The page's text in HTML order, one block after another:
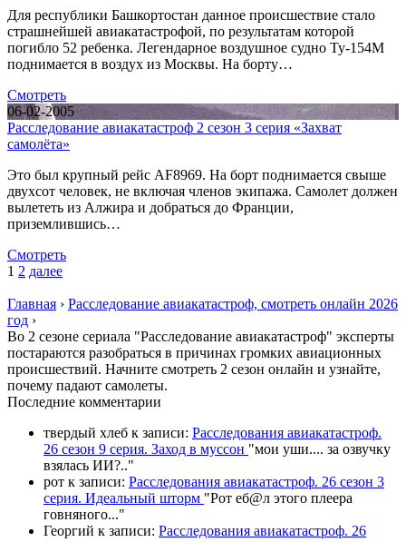
Для республики Башкортостан данное происшествие стало
страшнейшей авиакатастрофой, по результатам которой
погибло 52 ребенка. Легендарное воздушное судно Ту-154М
поднимается в воздух из Москвы. На борту…
Смотреть
06-02-2005
Расследование авиакатастроф 2 сезон 3 серия «Захват
самолёта»
Это был крупный рейс AF8969. На борт поднимается свыше
двухсот человек, не включая членов экипажа. Самолет должен
вылететь из Алжира и добраться до Франции,
приземлившись…
Смотреть
1 2 далее
Главная › Расследование авиакатастроф, смотреть онлайн 2026
год ›
Во 2 сезоне сериала "Расследование авиакатастроф" эксперты
постараются разобраться в причинах громких авиационных
происшествий. Начните смотреть 2 сезон онлайн и узнайте,
почему падают самолеты.
Последние комментарии
твердый хлеб к записи: Расследования авиакатастроф.
26 сезон 9 серия. Заход в муссон "мои уши.... за озвучку
взялась ИИ?.."
рот к записи: Расследования авиакатастроф. 26 сезон 3
серия. Идеальный шторм "Рот еб@л этого плеера
говняного..."
Георгий к записи: Расследования авиакатастроф. 26